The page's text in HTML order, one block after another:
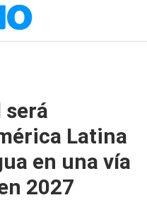
Latina
en una vía
2027